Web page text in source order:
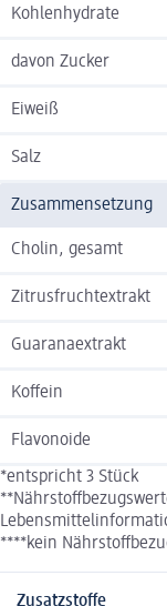
Kohlenhydrate
davon Zucker
Eiweiß
Salz
Zusammensetzung
Cholin, gesamt
Zitrusfruchtextrakt
Guaranaextrakt
Koffein
Flavonoide
*entspricht 3 Stück
****kein
Zusatzstoffe